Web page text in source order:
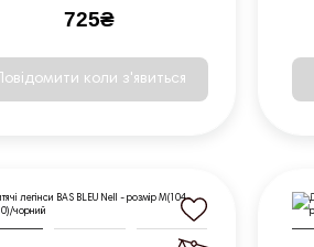
725₴
коли з'явиться